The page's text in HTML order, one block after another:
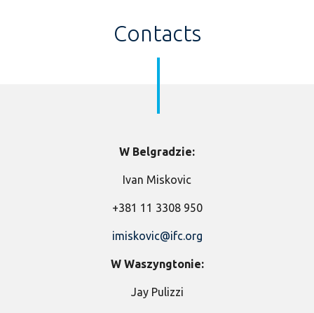
Contacts
W Belgradzie:
Ivan Miskovic
+381 11 3308 950
imiskovic@ifc.org
W Waszyngtonie:
Jay Pulizzi